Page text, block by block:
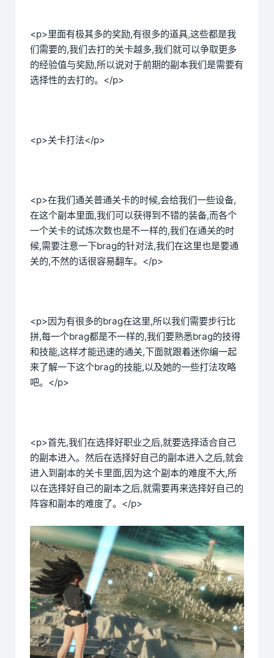
<p>里面有极其多的奖励,有很多的道具,这些都是我
们需要的,我们去打的关卡越多,我们就可以争取更多
的经验值与奖励,所以说对于前期的副本我们是需要有
选择性的去打的。</p>
<p>关卡打法</p>
<p>在我们通关普通关卡的时候,会给我们一些设备,
在这个副本里面,我们可以获得到不错的装备,而各个
一个关卡的试炼次数也是不一样的,我们在通关的时
候,需要注意一下brag的针对法,我们在这里也是要通
关的,不然的话很容易翻车。</p>
<p>因为有很多的brag在这里,所以我们需要步行比
拼,每一个brag都是不一样的,我们要熟悉brag的技得
和技能,这样才能迅速的通关,下面就跟着迷你编一起
来了解一下这个brag的技能,以及她的一些打法攻略
吧。</p>
<p>首先,我们在选择好职业之后,就要选择适合自己
的副本进入。然后在选择好自己的副本进入之后,就会
进入到副本的关卡里面,因为这个副本的难度不大,所
以在选择好自己的副本之后,就需要再来选择好自己的
阵容和副本的难度了。</p>